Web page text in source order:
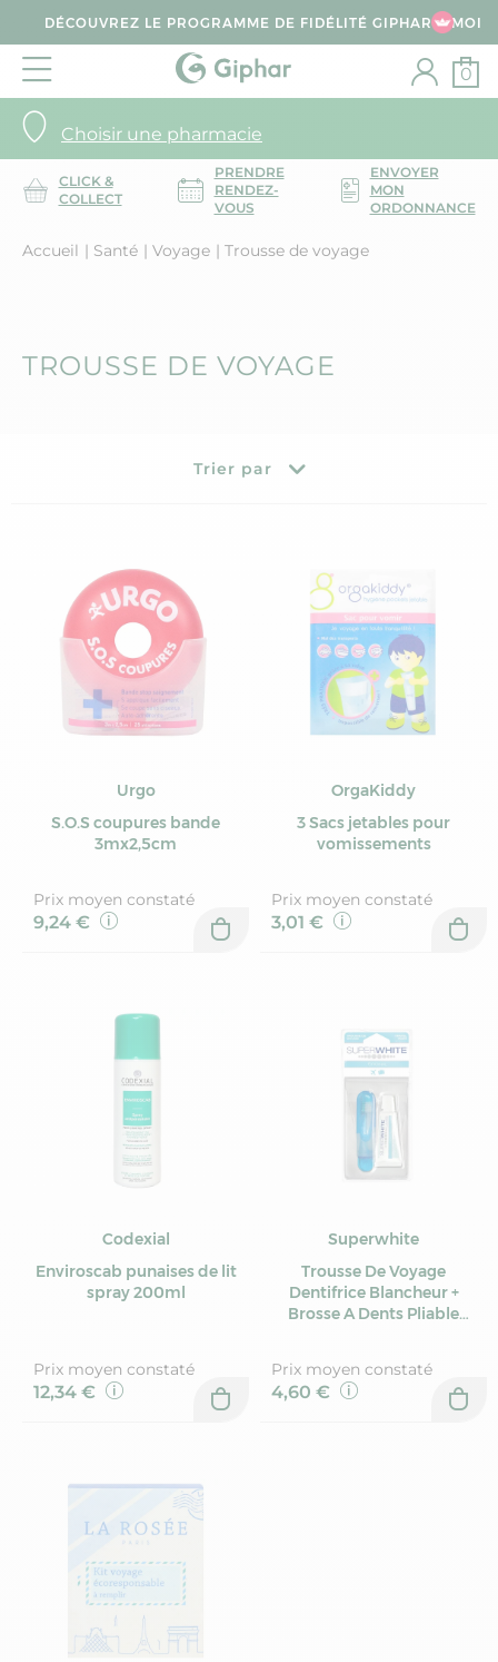
DÉCOUVREZ LE PROGRAMME DE FIDÉLITÉ GIPHAR & MOI
Choisir une pharmacie
0
CLICK &
COLLECT
PRENDRE
RENDEZ-
VOUS
ENVOYER
MON
ORDONNANCE
Accueil Santé Voyage Trousse de voyage
TROUSSE DE VOYAGE
Trier par
Urgo
S.O.S coupures bande
3mx2,5cm
Prix moyen constaté
9,24 €
OrgaKiddy
3 Sacs jetables pour
vomissements
Prix moyen constaté
3,01 €
Codexial
Enviroscab punaises de lit
spray 200ml
Prix moyen constaté
12,34 €
Superwhite
Trousse De Voyage
Dentifrice Blancheur +
Brosse A Dents Pliable
Prix moyen constaté
4,60 €